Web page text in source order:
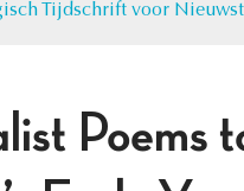
Tijdschrift voor
Poems